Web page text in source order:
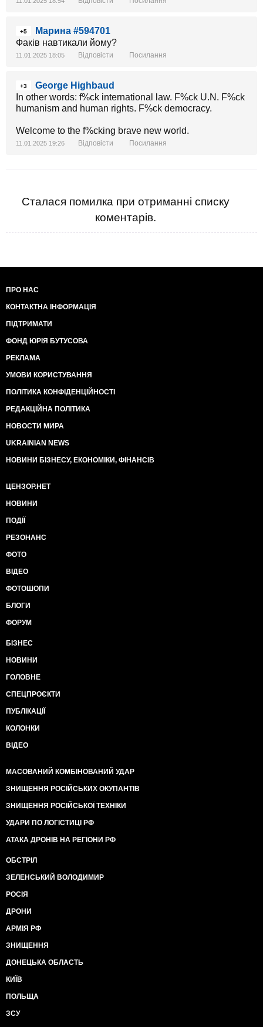
+5
Марина #594701
Факів навтикали йому?
11.01.2025 18:05 Відповісти Посилання
+3
George Highbaud
In other words: f%ck international law. F%ck U.N. F%ck
humanism and human rights. F%ck democracy.
Welcome to the f%cking brave new world.
11.01.2025 19:26 Відповісти Посилання
Сталася помилка при отриманні списку
коментарів.
ПРО НАС
КОНТАКТНА ІНФОРМАЦІЯ
ПІДТРИМАТИ
ФОНД ЮРІЯ БУТУСОВА
РЕКЛАМА
УМОВИ КОРИСТУВАННЯ
ПОЛІТИКА КОНФІДЕНЦІЙНОСТІ
РЕДАКЦІЙНА ПОЛІТИКА
НОВОСТИ МИРА
UKRAINIAN NEWS
НОВИНИ БІЗНЕСУ, ЕКОНОМІКИ, ФІНАНСІВ
ЦЕНЗОР.НЕТ
НОВИНИ
ПОДІЇ
РЕЗОНАНС
ФОТО
ВІДЕО
ФОТОШОПИ
БЛОГИ
ФОРУМ
БІЗНЕС
НОВИНИ
ГОЛОВНЕ
СПЕЦПРОЄКТИ
ПУБЛІКАЦІЇ
КОЛОНКИ
ВІДЕО
МАСОВАНИЙ КОМБІНОВАНИЙ УДАР
ЗНИЩЕННЯ РОСІЙСЬКИХ ОКУПАНТІВ
ЗНИЩЕННЯ РОСІЙСЬКОЇ ТЕХНІКИ
УДАРИ ПО ЛОГІСТИЦІ РФ
АТАКА ДРОНІВ НА РЕГІОНИ РФ
ОБСТРІЛ
ЗЕЛЕНСЬКИЙ ВОЛОДИМИР
РОСІЯ
ДРОНИ
АРМІЯ РФ
ЗНИЩЕННЯ
ДОНЕЦЬКА ОБЛАСТЬ
КИЇВ
ПОЛЬЩА
ЗСУ